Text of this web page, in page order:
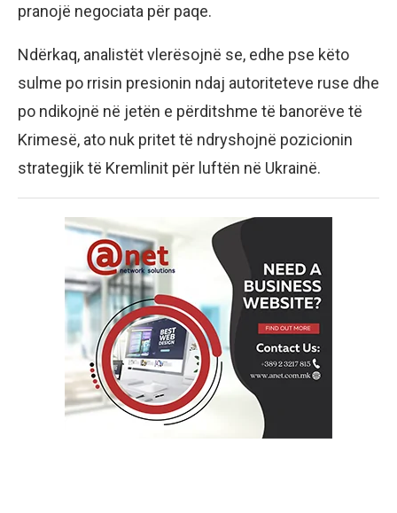
pranojë negociata për paqe.
Ndërkaq, analistët vlerësojnë se, edhe pse këto
sulme po rrisin presionin ndaj autoriteteve ruse dhe
po ndikojnë në jetën e përditshme të banorëve të
Krimesë, ato nuk pritet të ndryshojnë pozicionin
strategjik të Kremlinit për luftën në Ukrainë.